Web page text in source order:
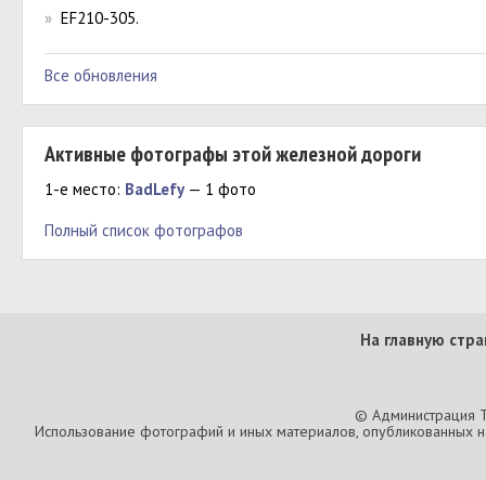
» EF210-305.
Все обновления
Активные фотографы этой железной дороги
1-е место: BadLefy— 1 фото
Полный список фотографов
На главную
© Администрация
Использование фотографий и иных материалов, опубликованных